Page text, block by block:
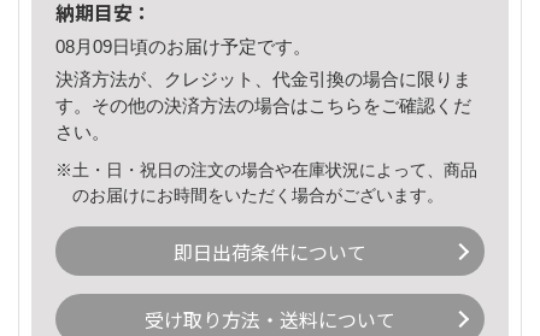
納期目安：
08月09日頃のお届け予定です。
決済方法が、クレジット、代金引換の場合に限りま
す。その他の決済方法の場合はこちら をご確認くだ
さい。
※土・日・祝日の注文の場合や在庫状況によって、商品
のお届けにお時間をいただく場合がございます。
即日出荷条件について
受け取り方法・送料について